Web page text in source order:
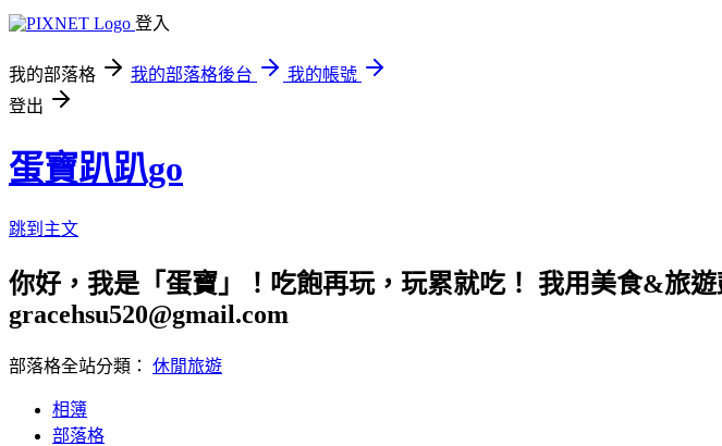
登入
我的部落格 我的部落格後台
我的帳號
登出
蛋寶趴趴go
跳到主文
你好，我是「蛋寶」！吃飽再玩，玩累就吃！ 我用美食&旅
gracehsu520@gmail.com
部落格全站分類： 休閒旅遊
相簿
部落格